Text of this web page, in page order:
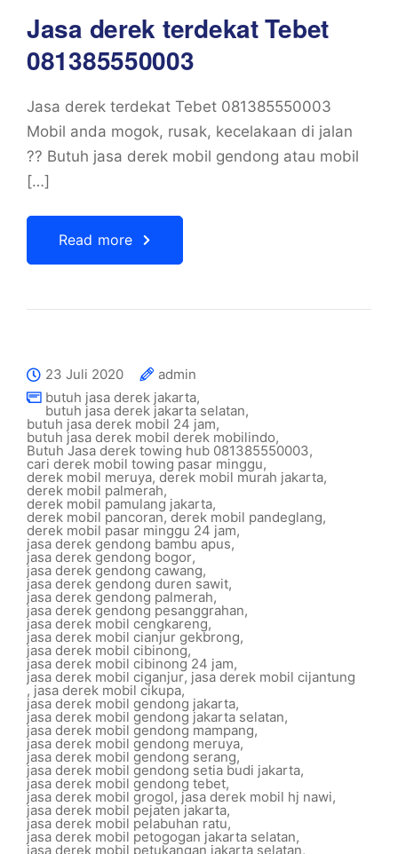
Jasa derek terdekat Tebet
081385550003
Jasa derek terdekat Tebet 081385550003
Mobil anda mogok, rusak, kecelakaan di jalan
?? Butuh jasa derek mobil gendong atau mobil
[…]
Read more
23 Juli 2020
admin
butuh jasa derek jakarta,
butuh jasa derek jakarta selatan,
butuh jasa derek mobil 24 jam,
butuh jasa derek mobil derek mobilindo,
Butuh Jasa derek towing hub 081385550003,
cari derek mobil towing pasar minggu,
derek mobil meruya, derek mobil murah jakarta,
derek mobil palmerah,
derek mobil pamulang jakarta,
derek mobil pancoran,derek mobil pandeglang,
derek mobil pasar minggu 24 jam,
jasa derek gendong bambu apus,
jasa derek gendong bogor,
jasa derek gendong cawang,
jasa derek gendong duren sawit,
jasa derek gendong palmerah,
jasa derek gendong pesanggrahan,
jasa derek mobil cengkareng,
jasa derek mobil cianjur gekbrong,
jasa derek mobil cibinong,
jasa derek mobil cibinong 24 jam,
jasa derek mobil ciganjur, jasa derek mobil cijantung
, jasa derek mobil cikupa,
jasa derek mobil gendong jakarta,
jasa derek mobil gendong jakarta selatan,
jasa derek mobil gendong mampang,
jasa derek mobil gendong meruya,
jasa derek mobil gendong serang,
jasa derek mobil gendong setia budi jakarta,
jasa derek mobil gendong tebet,
jasa derek mobil grogol, jasa derek mobil hj nawi,
jasa derek mobil pejaten jakarta,
jasa derek mobil pelabuhan ratu,
jasa derek mobil petogogan jakarta selatan,
jasa derek mobil petukangan jakarta selatan,